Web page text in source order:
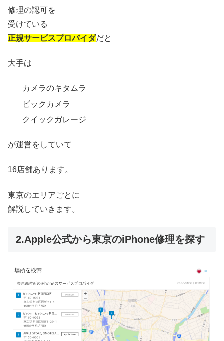
修理の認可を
受けている
正規サービスプロバイダだと
大手は
カメラのキタムラ
ビックカメラ
クイックガレージ
が運営をしていて
16店舗あります。
東京のエリアごとに
解説していきます。
2.Apple公式から東京のiPhone修理を探す